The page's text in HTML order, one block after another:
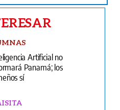
Artificial no
Panamá; los
sí